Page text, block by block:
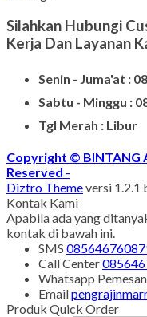
Silahkan Hubungi
Kerja Dan Layanan
Senin - Juma'at :
Sabtu - Minggu :
Tgl Merah : Libur
Copyright © BINTANG
Reserved -
Diztro Themeversi 1.2.1
Kontak Kami
Apabila ada yang
kontak di bawah ini.
SMS
Call Center
Whatsapp
Email
Produk Quick Order